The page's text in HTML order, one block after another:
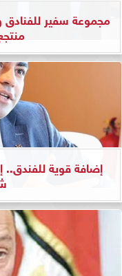
مجموعة سفير للفنادق
إضافة قوية للفندق..